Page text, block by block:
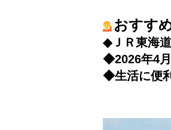
おすす
◆ＪＲ東海
◆2026年4月
◆生活に便